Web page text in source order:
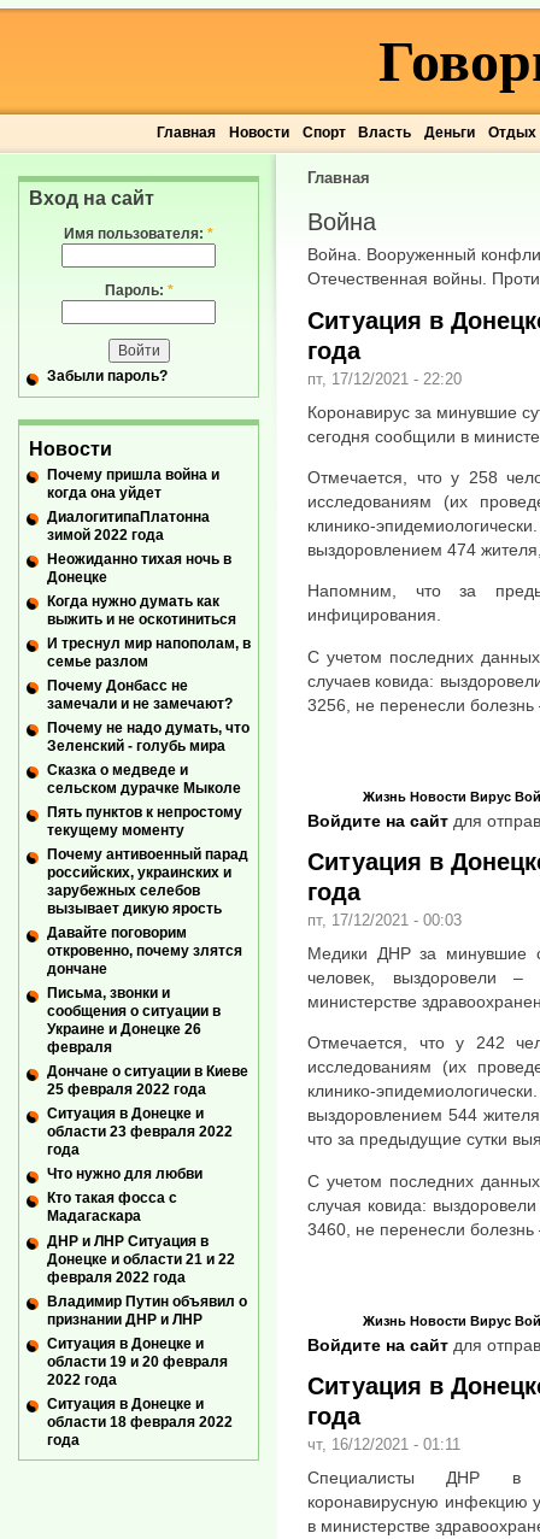
Главная Новости Спорт Власть Деньги Отдых
Главная
Война
Война. Вооруженный
Отечественная войны.
Ситуация в
года
пт, 17/12/2021 - 22:20
Коронавирус за минувшие
сегодня сообщили в
Отмечается, что у 258
исследованиям (их
клинико-
выздоровлением 474
Напомним, что за
инфицирования.
С учетом последних
случаев ковида:
3256, не перенесли болезнь
Жизнь Новости Вирус
Войдите на сайт для
Ситуация в
года
пт, 17/12/2021 - 00:03
Медики ДНР за минувшие
человек, выздоровели
министерстве
Отмечается, что у 242
исследованиям (их
клинико-
выздоровлением 544
что за предыдущие сутки
С учетом последних
случая ковида:
3460, не перенесли болезнь
Жизнь Новости Вирус
Войдите на сайт для
Ситуация в
года
чт, 16/12/2021 - 01:11
Специалисты ДНР в
коронавирусную инфекцию
в министерстве
Вход на сайт
Имя пользователя: *
Пароль: *
Забыли пароль?
Новости
Почему пришла война и
когда она уйдет
ДиалогитипаПлатонна
зимой 2022 года
Неожиданно тихая ночь в
Донецке
Когда нужно думать как
выжить и не оскотиниться
И треснул мир напополам, в
семье разлом
Почему Донбасс не
замечали и не замечают?
Почему не надо думать, что
Зеленский - голубь мира
Сказка о медведе и
сельском дурачке Мыколе
Пять пунктов к непростому
текущему моменту
Почему антивоенный парад
российских, украинских и
зарубежных селебов
вызывает дикую ярость
Давайте поговорим
откровенно, почему злятся
дончане
Письма, звонки и
сообщения о ситуации в
Украине и Донецке 26
февраля
Дончане о ситуации в Киеве
25 февраля 2022 года
Ситуация в Донецке и
области 23 февраля 2022
года
Что нужно для любви
Кто такая фосса с
Мадагаскара
ДНР и ЛНР Ситуация в
Донецке и области 21 и 22
февраля 2022 года
Владимир Путин объявил о
признании ДНР и ЛНР
Ситуация в Донецке и
области 19 и 20 февраля
2022 года
Ситуация в Донецке и
области 18 февраля 2022
года